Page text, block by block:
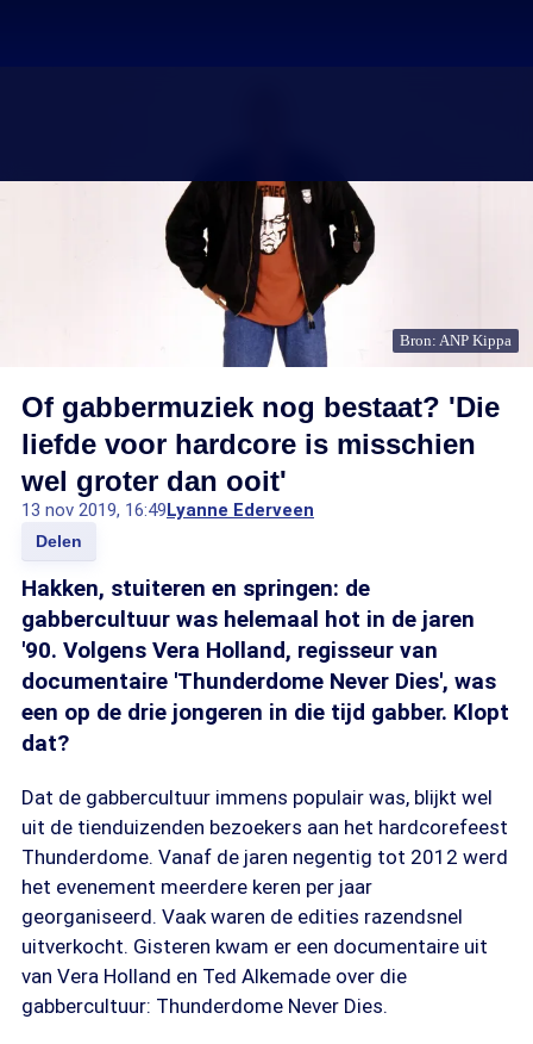
Bron: ANP Kippa
Of gabbermuziek nog bestaat? 'Die
liefde voor hardcore is misschien
wel groter dan ooit'
13 nov 2019, 16:49Lyanne Ederveen
Delen
Hakken, stuiteren en springen: de
gabbercultuur was helemaal hot in de jaren
'90. Volgens Vera Holland, regisseur van
documentaire 'Thunderdome Never Dies', was
een op de drie jongeren in die tijd gabber. Klopt
dat?
Dat de gabbercultuur immens populair was, blijkt wel
uit de tienduizenden bezoekers aan het hardcorefeest
Thunderdome. Vanaf de jaren negentig tot 2012 werd
het evenement meerdere keren per jaar
georganiseerd. Vaak waren de edities razendsnel
uitverkocht. Gisteren kwam er een documentaire uit
van Vera Holland en Ted Alkemade over die
gabbercultuur: Thunderdome Never Dies.